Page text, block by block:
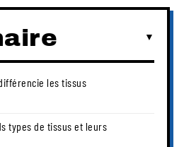
les tissus
types de tissus et leurs